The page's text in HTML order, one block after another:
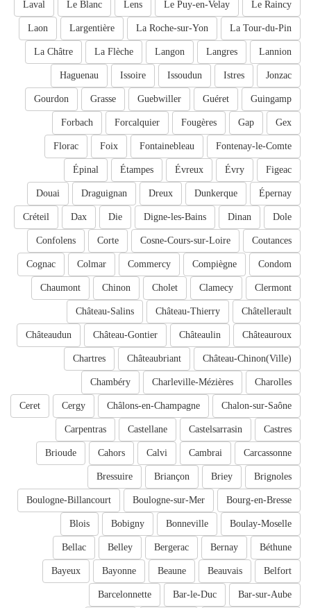
Le Raincy
Le Puy-en-Velay
Lens
Le Blanc
Laval
La Tour-du-Pin
La Roche-sur-Yon
Largentière
Laon
Lannion
Langres
Langon
La Flèche
La Châtre
Jonzac
Istres
Issoudun
Issoire
Haguenau
Guingamp
Guéret
Guebwiller
Grasse
Gourdon
Gex
Gap
Fougères
Forcalquier
Forbach
Fontenay-le-Comte
Fontainebleau
Foix
Florac
Figeac
Évry
Évreux
Étampes
Épinal
Épernay
Dunkerque
Dreux
Draguignan
Douai
Dole
Dinan
Digne-les-Bains
Die
Dax
Créteil
Coutances
Cosne-Cours-sur-Loire
Corte
Confolens
Condom
Compiègne
Commercy
Colmar
Cognac
Clermont
Clamecy
Cholet
Chinon
Chaumont
Châtellerault
Château-Thierry
Château-Salins
Châteauroux
Châteaulin
Château-Gontier
Châteaudun
Château-Chinon(Ville)
Châteaubriant
Chartres
Charolles
Charleville-Mézières
Chambéry
Chalon-sur-Saône
Châlons-en-Champagne
Cergy
Ceret
Castres
Castelsarrasin
Castellane
Carpentras
Carcassonne
Cambrai
Calvi
Cahors
Brioude
Brignoles
Briey
Briançon
Bressuire
Bourg-en-Bresse
Boulogne-sur-Mer
Boulogne-Billancourt
Boulay-Moselle
Bonneville
Bobigny
Blois
Béthune
Bernay
Bergerac
Belley
Bellac
Belfort
Beauvais
Beaune
Bayonne
Bayeux
Bar-sur-Aube
Bar-le-Duc
Barcelonnette